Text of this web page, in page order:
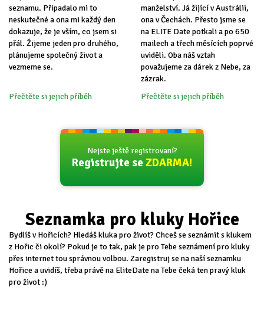
seznamu. Připadalo mi to
neskutečné a ona mi každý den
dokazuje, že je vším, co jsem si
přál. Žijeme jeden pro druhého,
plánujeme společný život a
vezmeme se.
Přečtěte si jejich příběh
manželství. Já žijící v Austrálii,
ona v Čechách. Přesto jsme se
na ELITE Date potkali a po 650
mailech a třech měsících poprvé
uviděli. Oba náš vztah
považujeme za dárek z Nebe, za
zázrak.
Přečtěte si jejich příběh
Nejste ještě registrovaní?
Registrujte se ZDARMA!
Seznamka pro kluky Hořice
Bydlíš v Hořicích? Hledáš kluka pro život? Chceš se seznámit s klukem
z Hořic či okolí? Pokud je to tak, pak je pro Tebe seznámení pro kluky
přes internet tou správnou volbou. Zaregistruj se na naší seznamku
Hořice a uvidíš, třeba právě na EliteDate na Tebe čeká ten pravý kluk
pro život :)